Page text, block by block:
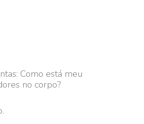
Como está meu
no corpo?